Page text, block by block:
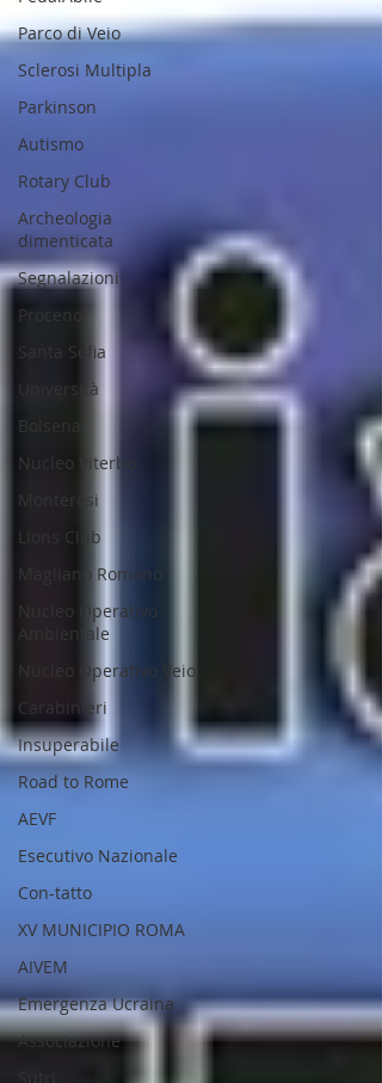
Parco di Veio
Sclerosi Multipla
Parkinson
Autismo
Rotary Club
Archeologia
dimenticata
Segnalazioni
Proceno
Santa Sofia
Università
Bolsena
Nucleo Viterbo
Monterosi
Lions Club
Magliano Romano
Nucleo Operativo
Ambientale
Nucleo Operativo Veio
Carabinieri
Insuperabile
Road to Rome
AEVF
Esecutivo Nazionale
Con-tatto
XV MUNICIPIO ROMA
AIVEM
Emergenza Ucraina
Associazione